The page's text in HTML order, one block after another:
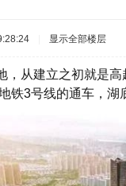
显示全部楼层
，从建立之初就是
铁3号线的通车，